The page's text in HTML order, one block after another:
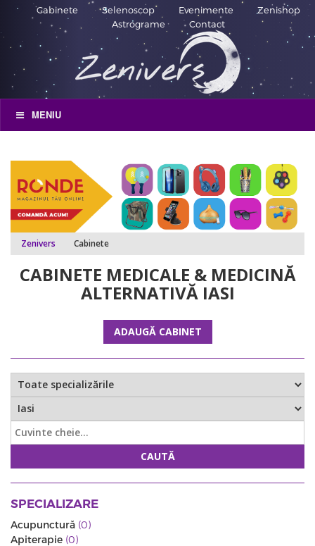
Cabinete Selenoscop Evenimente
Zenishop
Astrograme
Contact
MENIU
Zenivers Cabinete
CABINETE MEDICALE & MEDICINĂ
ALTERNATIVĂ IASI
ADAUGĂ CABINET
CAUTĂ
SPECIALIZARE
Acupunctură (0)
Apiterapie (0)